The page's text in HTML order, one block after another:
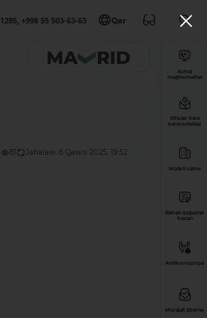
1285, +998 55 503-63-63 Qar
81 Jańalaw: 6 Qawıs 2025, 19:52
Ashıq
maǵlıwmatlar
Ofisler hám
bankomatlar
Múlkti satıw
Bahalı qaǵazlar
bazarı
Antikorrupsiya
Múrájat jiberiw